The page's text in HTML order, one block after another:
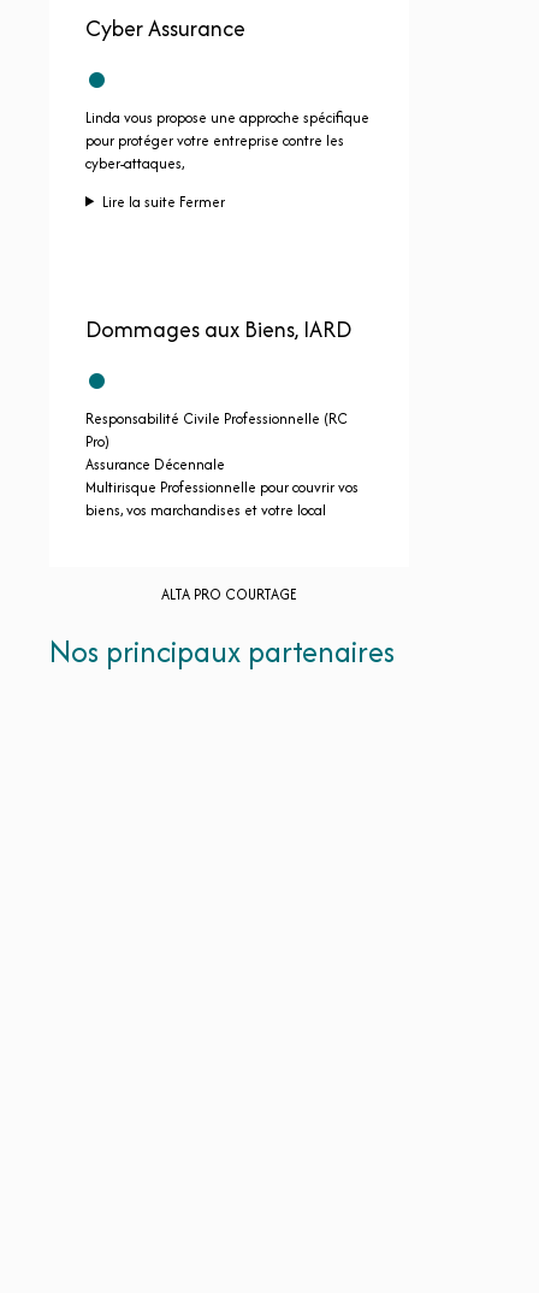
Cyber Assurance
•
Linda vous propose une approche spécifique
pour protéger votre entreprise contre les
cyber-attaques,
Lire la suite Fermer
Dommages aux Biens, IARD
•
Responsabilité Civile Professionnelle (RC
Pro)
Assurance Décennale
Multirisque Professionnelle pour couvrir vos
biens, vos marchandises et votre local
ALTA PRO COURTAGE
Nos principaux partenaires